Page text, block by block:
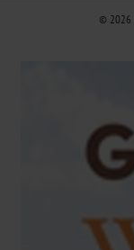
© 2026